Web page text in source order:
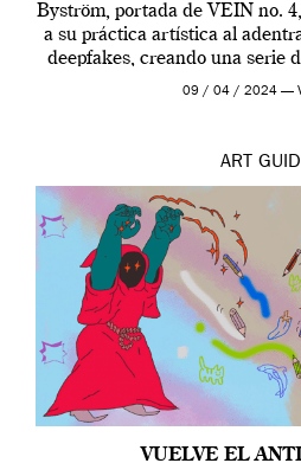
Byström, portada de VEIN no.
a su práctica artística al
deepfakes, creando una serie
por […]
09 / 04 / 2024 —
ART
VUELVE EL